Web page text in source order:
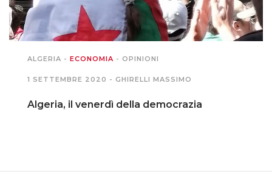
PODCAST EVENTI
AUTORI
ALGERIA - ECONOMIA - OPINIONI
1 SETTEMBRE 2020 - GHIRELLI MASSIMO
Algeria, il venerdì della democrazia